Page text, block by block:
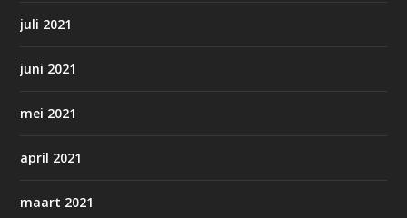
juli 2021
juni 2021
mei 2021
april 2021
maart 2021